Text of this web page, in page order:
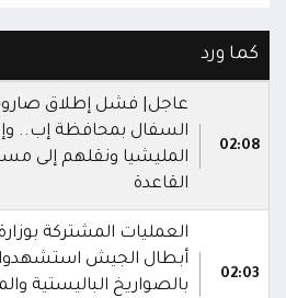
كما ورد
02:08
عاجل| فشل إطلاق
السفال بمحافظة إب..
المليشيا ونقلهم إلى
القاعدة
02:03
أبطال الجيش
بالصواريخ الباليستية